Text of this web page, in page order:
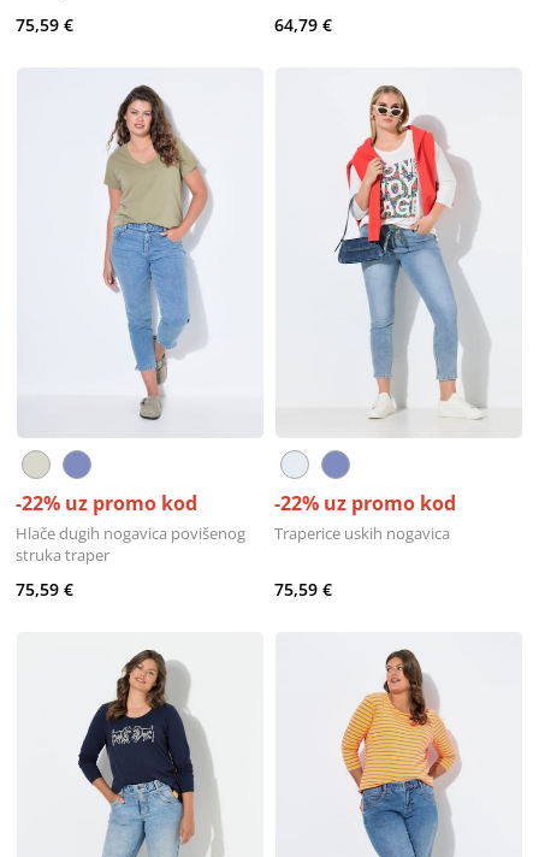
75,59 € 64,79 €
-22% uz promo kod
Hlače dugih nogavica povišenog
struka traper
75,59 €
-22% uz promo kod
Traperice uskih nogavica
75,59 €